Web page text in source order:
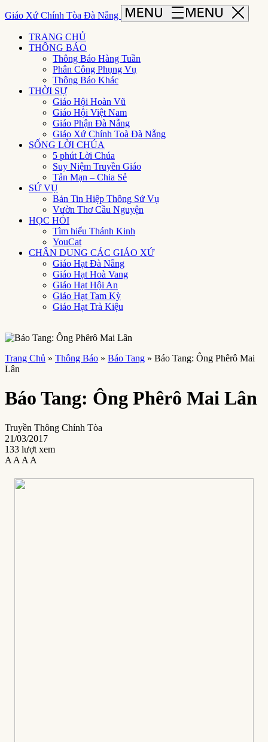
Giáo Xứ Chính Tòa Đà Nẵng
TRANG CHỦ
THÔNG BÁO
Thông Báo Hàng Tuần
Phân Công Phụng Vụ
Thông Báo Khác
THỜI SỰ
Giáo Hội Hoàn Vũ
Giáo Hội Việt Nam
Giáo Phận Đà Nẵng
Giáo Xứ Chính Toà Đà Nẵng
SỐNG LỜI CHÚA
5 phút Lời Chúa
Suy Niệm Truyền Giáo
Tản Mạn – Chia Sẻ
SỨ VỤ
Bản Tin Hiệp Thông Sứ Vụ
Vườn Thơ Cầu Nguyện
HỌC HỎI
Tìm hiểu Thánh Kinh
YouCat
CHÂN DUNG CÁC GIÁO XỨ
Giáo Hạt Đà Nẵng
Giáo Hạt Hoà Vang
Giáo Hạt Hội An
Giáo Hạt Tam Kỳ
Giáo Hạt Trà Kiệu
Trang Chủ » Thông Báo » Báo Tang » Báo Tang: Ông Phêrô Mai
Lân
Báo Tang: Ông Phêrô Mai Lân
Truyền Thông Chính Tòa
21/03/2017
133 lượt xem
A A A A